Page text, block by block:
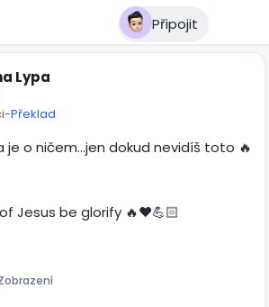
Připojit
Lypa
-Překlad
je o ničem…jen dokud nevidíš toto 🔥
Jesus be glorify 🔥♥️💪🏻
00:36